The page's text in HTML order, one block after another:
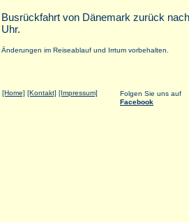
Busrückfahrt von Dänemark zurück
Uhr.
Änderungen im Reiseablauf und Irrtum vorbehalten.
[Home] [Kontakt] [Impressum]
Folgen Sie uns auf
Facebook